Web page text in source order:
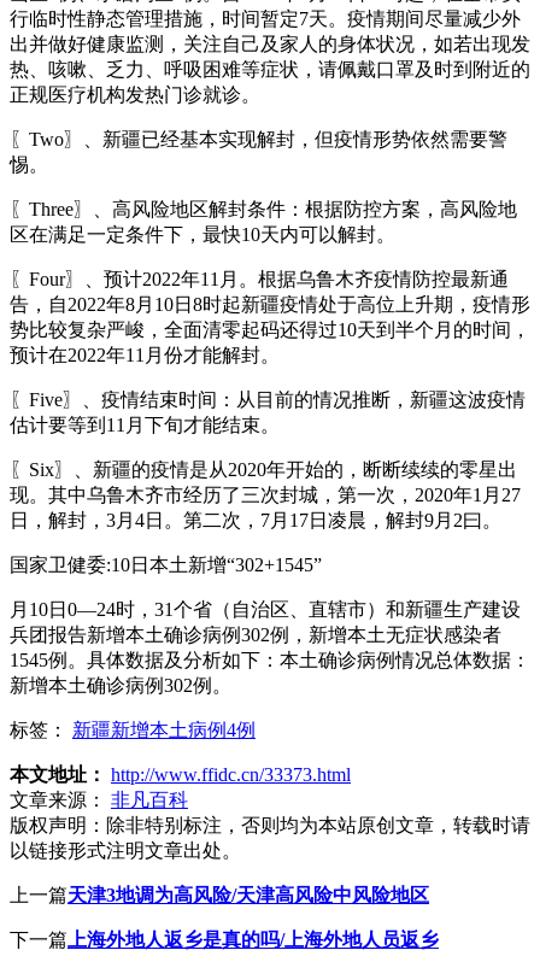
行临时性静态管理措施，时间暂定7天。疫情期间尽量减少外
出并做好健康监测，关注自己及家人的身体状况，如若出现发
热、咳嗽、乏力、呼吸困难等症状，请佩戴口罩及时到附近的
正规医疗机构发热门诊就诊。
〖Two〗、新疆已经基本实现解封，但疫情形势依然需要警
惕。
〖Three〗、高风险地区解封条件：根据防控方案，高风险地
区在满足一定条件下，最快10天内可以解封。
〖Four〗、预计2022年11月。根据乌鲁木齐疫情防控最新通
告，自2022年8月10日8时起新疆疫情处于高位上升期，疫情形
势比较复杂严峻，全面清零起码还得过10天到半个月的时间，
预计在2022年11月份才能解封。
〖Five〗、疫情结束时间：从目前的情况推断，新疆这波疫情
估计要等到11月下旬才能结束。
〖Six〗、新疆的疫情是从2020年开始的，断断续续的零星出
现。其中乌鲁木齐市经历了三次封城，第一次，2020年1月27
日，解封，3月4日。第二次，7月17日凌晨，解封9月2曰。
国家卫健委:10日本土新增“302+1545”
月10日0—24时，31个省（自治区、直辖市）和新疆生产建设
兵团报告新增本土确诊病例302例，新增本土无症状感染者
1545例。具体数据及分析如下：本土确诊病例情况总体数据：
新增本土确诊病例302例。
标签： 新疆新增本土病例4例
本文地址： http://www.ffidc.cn/33373.html
文章来源：
非凡百科
版权声明： 除非特别标注，否则均为本站原创文章，转载时请
以链接形式注明文章出处。
上一篇天津3地调为高风险/天津高风险中风险地区
下一篇 上海外地人返乡是真的吗/上海外地人员返乡